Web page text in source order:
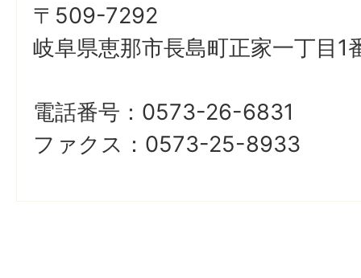
〒509-7292
岐阜県恵那市長島町正家一丁目
電話番号：0573-26-6831
ファクス：0573-25-8933